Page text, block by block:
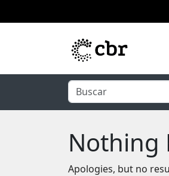
Nothing
Apologies, but no